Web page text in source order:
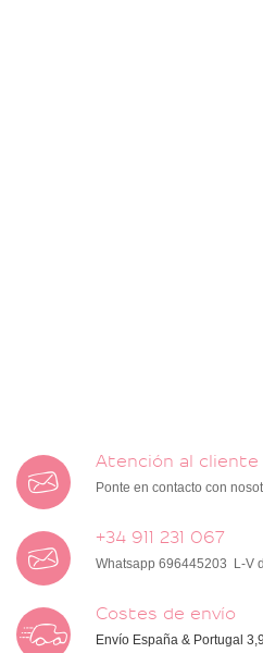
Atención al cliente
Ponte en contacto con
+34 911 231 067
Whatsapp 696445203 L-V
Costes de envío
Envío España & Portugal